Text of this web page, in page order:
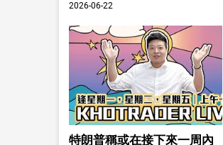
2026-06-22
特朗普稱或在接下來一周內